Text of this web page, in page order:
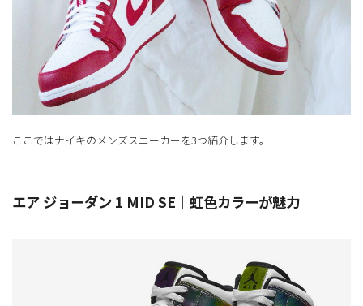
ここではナイキのメンズスニーカーを3つ紹介します。
エア ジョーダン 1 MID SE｜虹色カラーが魅力